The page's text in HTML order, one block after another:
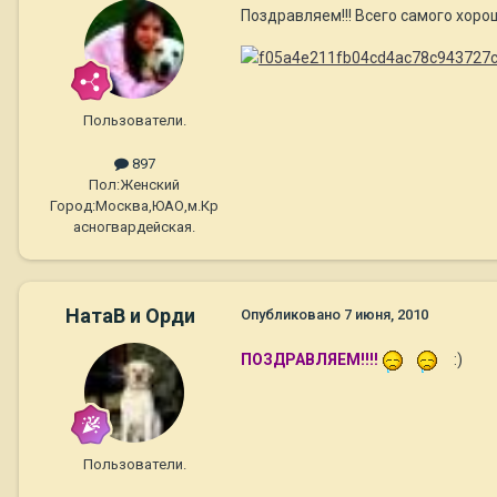
Пользователи.
897
Пол:Женский
Город:Москва,ЮАО,м.Кр
асногвардейская.
Поздравляем!!! Всего самого
НатаВ и Орди
Пользователи.
Опубликовано 7 июня, 2010
ПОЗДРАВЛЯЕМ!!!! :)